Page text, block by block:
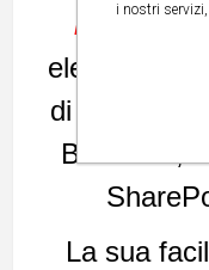
ripristino
elettronica
di Teams,
Business,
La sua
i nostri